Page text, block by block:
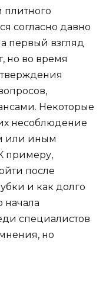
плитного
согласно давно
первый взгляд
но во время
Некоторые
несоблюдение
или иным
примеру,
после
и как долго
начала
специалистов
но